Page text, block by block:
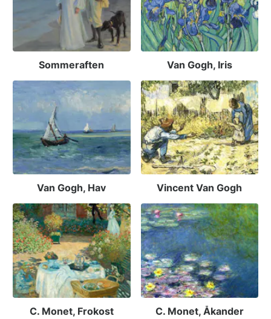
Sommeraften Van Gogh, Iris
Van Gogh, Hav Vincent Van Gogh
C. Monet, Frokost C. Monet, Åkander